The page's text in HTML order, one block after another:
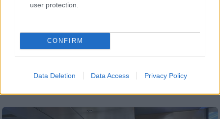
user protection.
CONFIRM
Data Deletion Data Access Privacy Policy
Κι όμως, κάθε χρόνο πετάμε 87 κιλά
φαγητό – Ένα ζήτημα που μάς αφορά
όλους
Κάνουμε μία #PausiGiaKalo και δίνουμε